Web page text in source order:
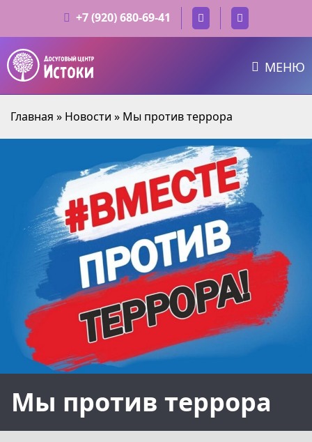
+7 (920) 680-69-41
МЕНЮ
Главная » Новости » Мы против террора
Мы против террора